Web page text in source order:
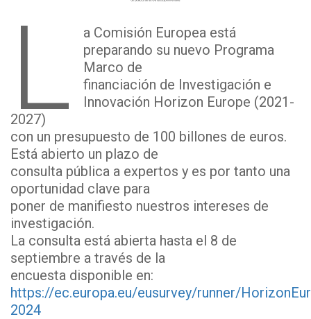
L
a Comisión Europea está
preparando su nuevo Programa
Marco de
financiación de Investigación e
Innovación Horizon Europe (2021-
2027)
con un presupuesto de 100 billones de euros.
Está abierto un plazo de
consulta pública a expertos y es por tanto una
oportunidad clave para
poner de manifiesto nuestros intereses de
investigación.
La consulta está abierta hasta el 8 de
septiembre a través de la
encuesta disponible en:
https://ec.europa.eu/eusurvey/runner/
2024